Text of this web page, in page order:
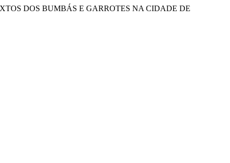
DOS BUMBÁS E GARROTES NA CIDADE DE